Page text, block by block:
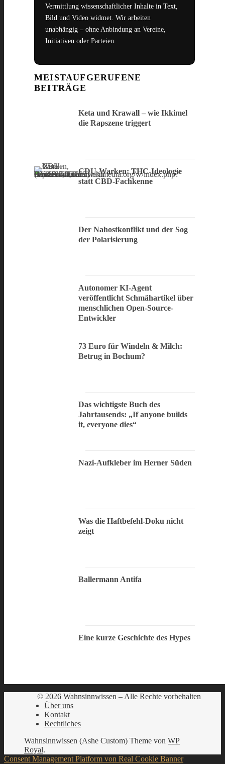
Vermittlung wissenschaftlicher Inhalte in Text,
Bild und Video widmet. Wir arbeiten
unabhängig – ohne Anbindung an Vereine,
Initiativen oder Parteien.
MEISTAUFGERUFENE
BEITRÄGE
Keta und Krawall – wie Ikkimel
die Rapszene triggert
CDU-Warken: THC-Ideologie
statt CBD-Fachkenne
Der Nahostkonflikt und der Sog
der Polarisierung
Autonomer KI-Agent
veröffentlicht Schmähartikel über
menschlichen Open-Source-
Entwickler
73 Euro für Windeln & Milch:
Betrug in Bochum?
Das wichtigste Buch des
Jahrtausends: „If anyone builds
it, everyone dies“
Nazi-Aufkleber im Herner Süden
Was die Haftbefehl-Doku nicht
zeigt
Ballermann Antifa
Eine kurze Geschichte des Hypes
© 2026 Wahnsinnwissen – Alle Rechte vorbehalten
Über uns
Kontakt
Rechtliches
Wahnsinnwissen (Ashe Custom) Theme von WP
Royal.
Consent Management Platform von Real Cookie Banner